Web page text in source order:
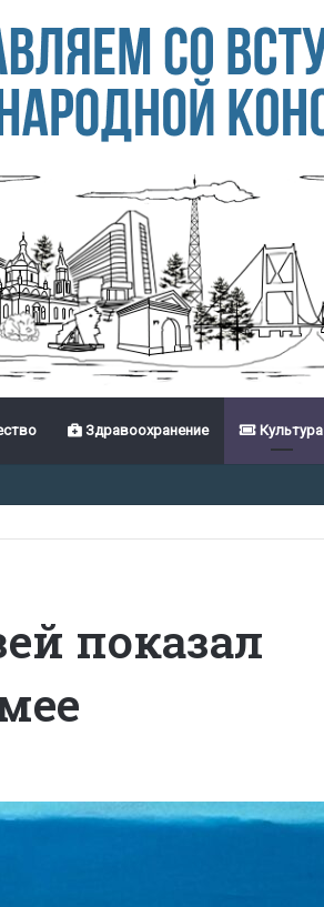
Здравоохранение Культура
показал